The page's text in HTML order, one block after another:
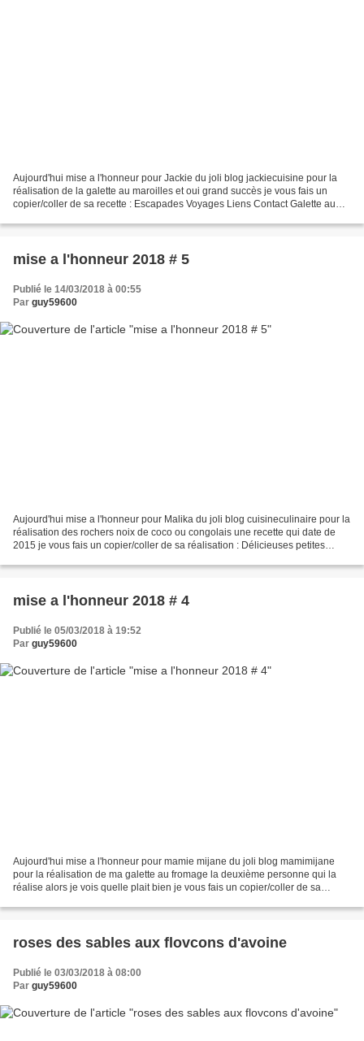
Aujourd'hui mise a l'honneur pour Jackie du joli blog jackiecuisine pour la
réalisation de la galette au maroilles et oui grand succès je vous fais un
copier/coller de sa recette : Escapades Voyages Liens Contact Galette au
mise a l'honneur 2018 # 5
Publié le 14/03/2018 à 00:55
Par guy59600
Aujourd'hui mise a l'honneur pour Malika du joli blog cuisineculinaire pour la
réalisation des rochers noix de coco ou congolais une recette qui date de
2015 je vous fais un copier/coller de sa réalisation : Délicieuses petites
mise a l'honneur 2018 # 4
Publié le 05/03/2018 à 19:52
Par guy59600
Aujourd'hui mise a l'honneur pour mamie mijane du joli blog mamimijane
pour la réalisation de ma galette au fromage la deuxième personne qui la
réalise alors je vois quelle plait bien je vous fais un copier/coller de sa
roses des sables aux flovcons d'avoine
Publié le 03/03/2018 à 08:00
Par guy59600